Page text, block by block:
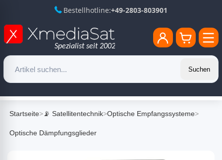
Bestellhotline:+49-2803-803901
Suchen
Startseite>📡 Satellitentechnik>Optische Empfangssysteme>
Optische Dämpfungsglieder